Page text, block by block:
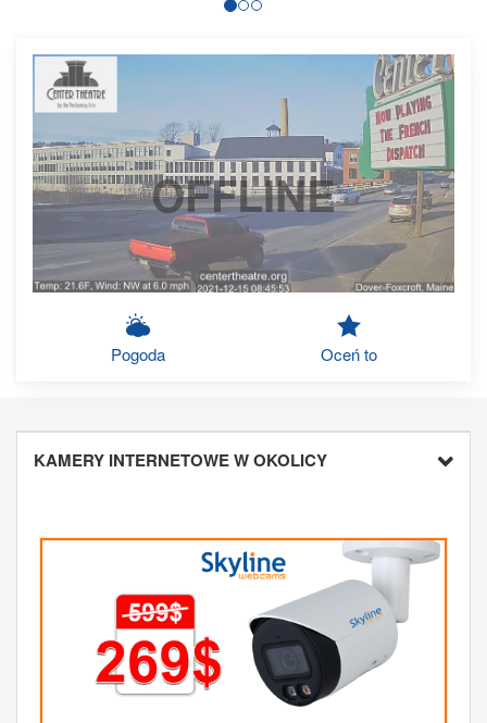
OFFLINE
Pogoda Oceń to
KAMERY INTERNETOWE W OKOLICY